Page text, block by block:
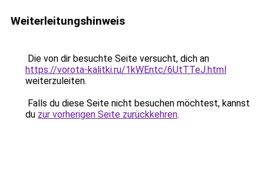
Weiterleitungshinweis
Die von dir besuchte Seite versucht, dich an
https://vorota-kalitki.ru/1kWEntc/6UtTTeJ.html
weiterzuleiten.
Falls du diese Seite nicht besuchen möchtest, kannst
du zur vorherigen Seite zurückkehren.